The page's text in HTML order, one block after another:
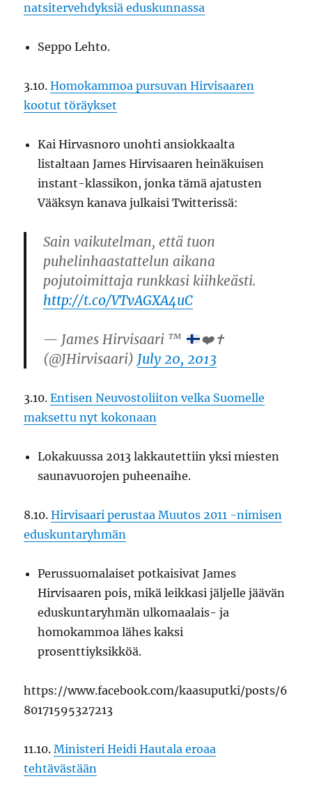
natsi­tervehdyksiä eduskunnassa
Seppo Lehto.
3.10.Homokammoa pursuvan Hirvisaaren
kootut töräykset
Kai Hirvasnoro unohti ansiokkaalta
listaltaan James Hirvisaaren heinäkuisen
instant-klassikon, jonka tämä ajatusten
Vääksyn kanava julkaisi Twitterissä:
Sain vaikutelman, että tuon
puhelinhaastattelun aikana
pojutoimittaja runkkasi kiihkeästi.
http://t.co/VTvAGXA4uC
— James Hirvisaari ™ ❤️✝️
(@JHirvisaari) July 20, 2013
3.10.Entisen Neuvostoliiton velka Suomelle
maksettu nyt kokonaan
Lokakuussa 2013 lakkautettiin yksi miesten
saunavuorojen puheenaihe.
8.10.Hirvisaari perustaa Muutos 2011 -nimisen
eduskuntaryhmän
Perussuomalaiset potkaisivat James
Hirvisaaren pois, mikä leikkasi jäljelle jäävän
eduskuntaryhmän ulkomaalais- ja
homokammoa lähes kaksi
prosenttiyksikköä.
https://www.facebook.com/kaasuputki/posts/6
80171595327213
11.10.Ministeri Heidi Hautala eroaa
tehtävästään